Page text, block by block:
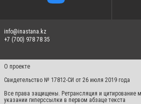
info@inastana.kz
+7 (700) 978 78 35
О проекте
Свидетельство № 17812-СИ от 26 июля 2019 года
Все права защищены. Ретрансляция и цитирование
указании гиперссылки в первом абзаце текста